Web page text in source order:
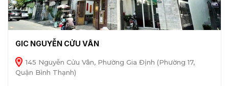
GIC NGUYỄN CỬU VÂN
145 Nguyễn Cửu Vân, Phường Gia Định (Phường 17,
Quận Bình Thạnh)